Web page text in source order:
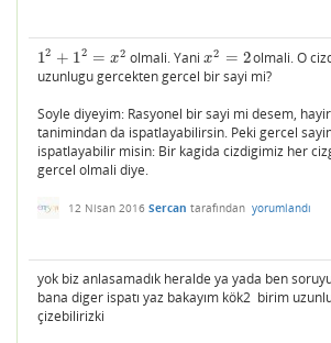
12 + 12 = x2
12 +1 2=x 2 olmali. Yanix2 = 2
x2= 2
olmali. O
uzunlugu gercekten gercel bir sayi mi?
Soyle diyeyim: Rasyonel bir sayi mi desem,
tanimindan da ispatlayabilirsin. Peki gercel
ispatlayabilir misin: Bir kagida cizdigimiz her
gercel olmali diye.
12 Nisan 2016 Sercan tarafından yorumlandı
yok biz anlasamadık heralde ya yada ben
bana diger ispatı yaz bakayım kök2 birim
çizebilirizki